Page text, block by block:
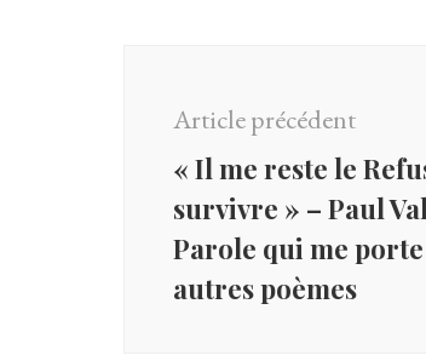
d'article
Article précédent
« Il me reste le
survivre » – Paul
Parole qui me
autres poèmes